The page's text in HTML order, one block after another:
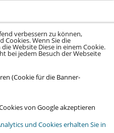
•
Social
verbessern zu können,
Cookies. Wenn Sie die
Website Diese in einem Cookie.
bei jedem Besuch der Webseite
(Cookie für die Banner-
von Google akzeptieren
und Cookies erhalten Sie in